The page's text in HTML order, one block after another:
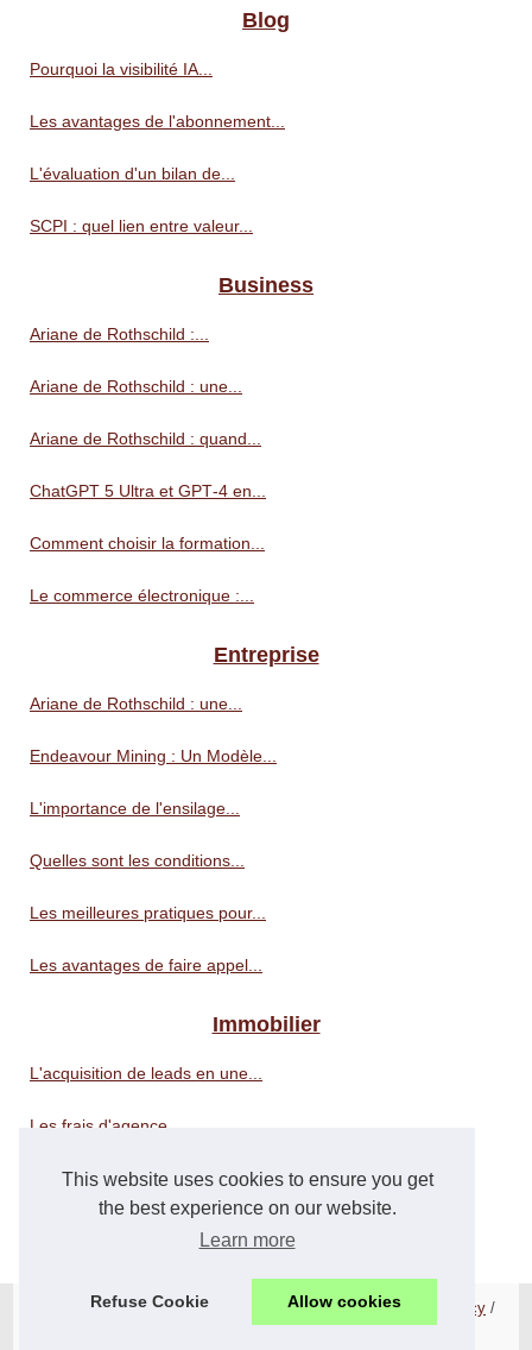
This website uses cookies to ensure you get
the best experience on our website.
Learn more
Refuse Cookie Allow cookies
Blog
Pourquoi la visibilité IA...
Les avantages de l'abonnement...
L'évaluation d'un bilan de...
SCPI : quel lien entre valeur...
Business
Ariane de Rothschild :...
Ariane de Rothschild : une...
Ariane de Rothschild : quand...
ChatGPT 5 Ultra et GPT‑4 en...
Comment choisir la formation...
Le commerce électronique :...
Entreprise
Ariane de Rothschild : une...
Endeavour Mining : Un Modèle...
L'importance de l'ensilage...
Quelles sont les conditions...
Les meilleures pratiques pour...
Les avantages de faire appel...
Immobilier
L'acquisition de leads en une...
Les frais d'agence...
Logistiques
Logistique e-Commerce à...
Suiteaffaire.com/ Liste nos publications/Cookies Policy /